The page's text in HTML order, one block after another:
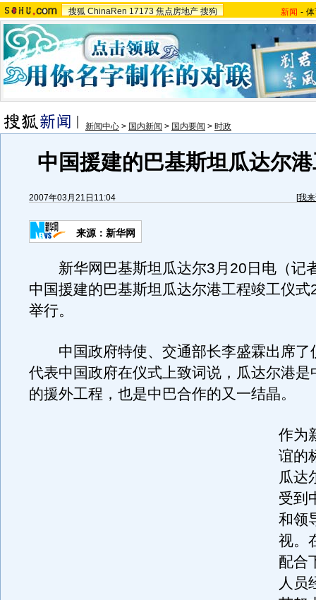
搜狐 ChinaRen 17173 焦点房地产 搜狗 新闻 -
新闻中心 > 国内新闻 > 国内要闻 > 时政
中国援建的巴基斯坦瓜达尔
2007年03月21日11:04 [我
来源：新华网
新华网巴基斯坦瓜达尔3月20日电（记
中国援建的巴基斯坦瓜达尔港工程竣工仪式
举行。
中国政府特使、交通部长李盛霖出席了
代表中国政府在仪式上致词说，瓜达尔港是
的援外工程，也是中巴合作的又一结晶。
作为
谊的
瓜达
受到
和领
视。
配合
人员